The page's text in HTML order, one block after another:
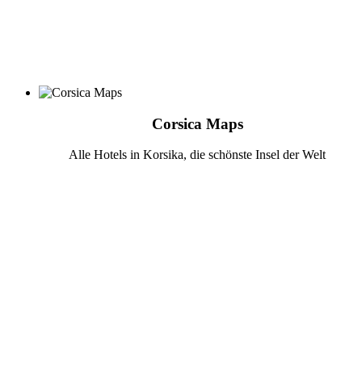
Corsica Maps
Alle Hotels in Korsika, die schönste Insel der Welt